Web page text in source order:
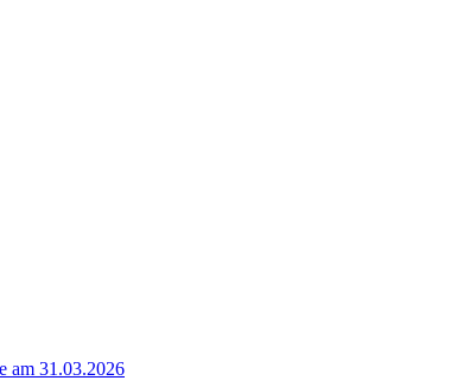
am 31.03.2026